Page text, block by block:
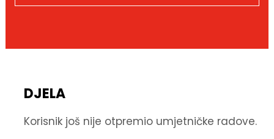
DJELA
Korisnik još nije otpremio umjetničke radove.